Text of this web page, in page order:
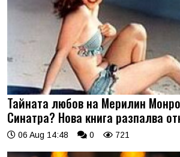
Тайната любов на Мерилин
Синатра? Нова книга разпалва
06 Aug 14:48 0 721